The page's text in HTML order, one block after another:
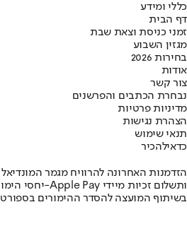
כללי ומידע
דף הבית
זמני כניסת וצאת שבת
מגזין השבוע
בחירות 2026
אודות
צור קשר
נבחרת הכתבים והפרשנים
מדיניות פרטיות
הצהרת נגישות
תנאי שימוש
כדאילהכיר
הזדמנות האחרונה להרוויח מגמר המונדיאל
יחסי הימור משופרים, הפקדות ב-Apple Pay ותשלום זכיות מיידי
בשיתוף המועצה להסדר ההימורים בספורט